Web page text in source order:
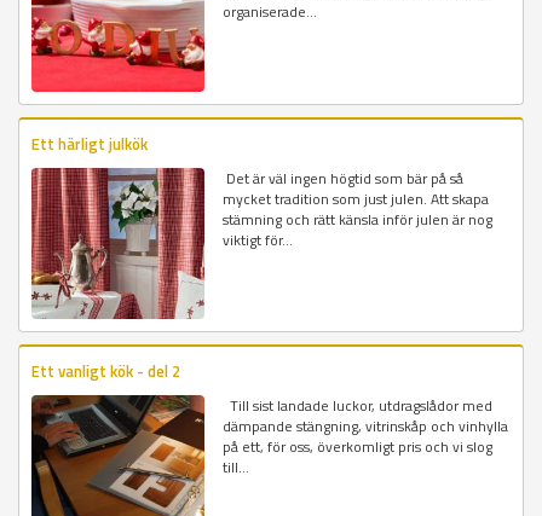
organiserade...
Ett härligt julkök
Det är väl ingen högtid som bär på så
mycket tradition som just julen. Att skapa
stämning och rätt känsla inför julen är nog
viktigt för...
Ett vanligt kök - del 2
Till sist landade luckor, utdragslådor med
dämpande stängning, vitrinskåp och vinhylla
på ett, för oss, överkomligt pris och vi slog
till...